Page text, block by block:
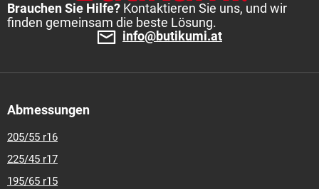
Brauchen Sie Hilfe? Kontaktieren Sie uns, und wir
finden gemeinsam die beste Lösung.
info@butikumi.at
Abmessungen
205/55 r16
225/45 r17
195/65 r15